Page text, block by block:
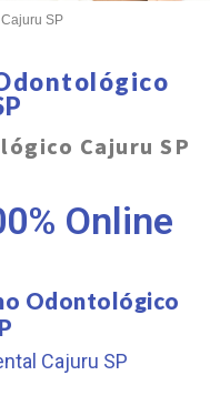
SP
Cajuru SP
Online
Odontológico
Cajuru SP